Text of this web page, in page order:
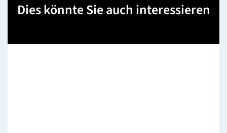
Dies könnte Sie auch interessieren